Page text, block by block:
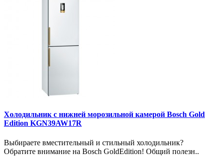
Холодильник с нижней морозильной камерой Bosch Gold
Edition KGN39AW17R
Выбираете вместительный и стильный холодильник?
Обратите внимание на Bosch GoldEdition! Общий полезн..